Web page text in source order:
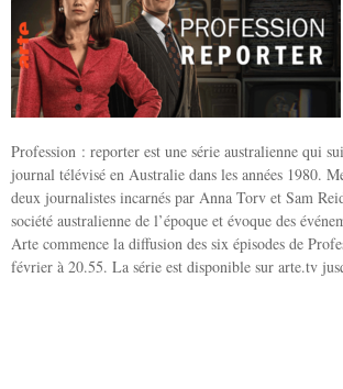
Profession : reporter est une série australienne qui
journal télévisé en Australie dans les années 1980.
deux journalistes incarnés par Anna Torv et Sam
société australienne de l’époque et évoque des
Arte commence la diffusion des six épisodes de
février à 20.55. La série est disponible sur arte.tv